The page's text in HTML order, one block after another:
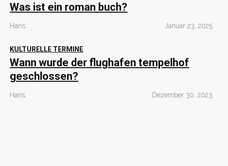
Was ist ein roman buch?
Hans Januar 23, 2025
KULTURELLE TERMINE
Wann wurde der flughafen tempelhof
geschlossen?
Hans Dezember 30, 2023